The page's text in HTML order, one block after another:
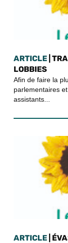
ARTICLE |
LOBBIES
Afin de faire la
parlementaires
assistants...
ARTICLE |